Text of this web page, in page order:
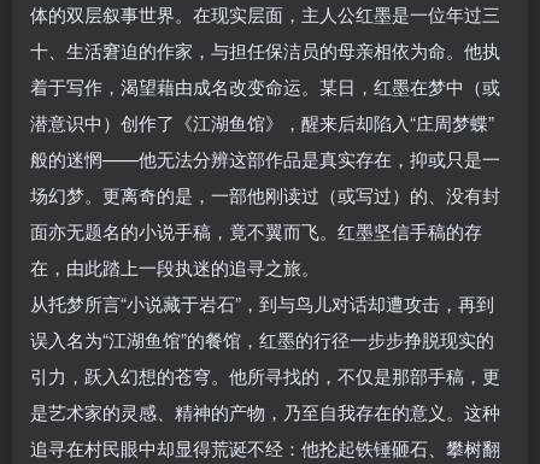
体的双层叙事世界。在现实层面，主人公红墨是一位年过三
十、生活窘迫的作家，与担任保洁员的母亲相依为命。他执
着于写作，渴望藉由成名改变命运。某日，红墨在梦中（或
潜意识中）创作了《江湖鱼馆》，醒来后却陷入“庄周梦蝶”
般的迷惘——他无法分辨这部作品是真实存在，抑或只是一
场幻梦。更离奇的是，一部他刚读过（或写过）的、没有封
面亦无题名的小说手稿，竟不翼而飞。红墨坚信手稿的存
在，由此踏上一段执迷的追寻之旅。
从托梦所言“小说藏于岩石”，到与鸟儿对话却遭攻击，再到
误入名为“江湖鱼馆”的餐馆，红墨的行径一步步挣脱现实的
引力，跃入幻想的苍穹。他所寻找的，不仅是那部手稿，更
是艺术家的灵感、精神的产物，乃至自我存在的意义。这种
追寻在村民眼中却显得荒诞不经：他抡起铁锤砸石、攀树翻